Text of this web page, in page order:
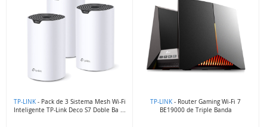
TP-LINK- Pack de 3 Sistema Mesh Wi-Fi
Inteligente TP-Link Deco S7 Doble Ba ...
TP-LINK - Router Gaming Wi-Fi 7
BE19000 de Triple Banda